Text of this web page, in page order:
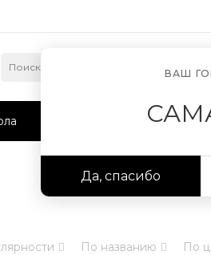
ВАШ
Да, спасибо
Сотрудничество
По названию По